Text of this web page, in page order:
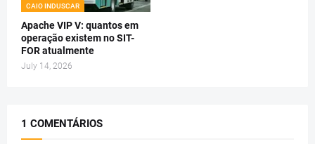
CAIO INDUSCAR
Apache VIP V: quantos em
operação existem no SIT-
FOR atualmente
July 14, 2026
1 COMENTÁRIOS